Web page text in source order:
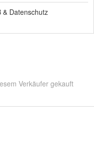
& Datenschutz
Verkäufer gekauft